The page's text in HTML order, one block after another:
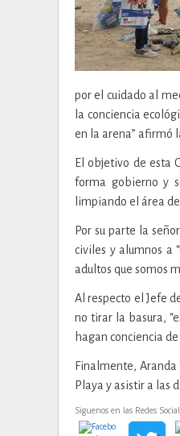
por el cuidado al
la conciencia
en la arena” afirmó
El objetivo de esta
forma gobierno y
limpiando el área
Por su parte la
civiles y alumnos a
adultos que somos
Al respecto el Jefe
no tirar la basura,
hagan conciencia
Finalmente,
Playa y asistir a las
Siguenos en las Redes